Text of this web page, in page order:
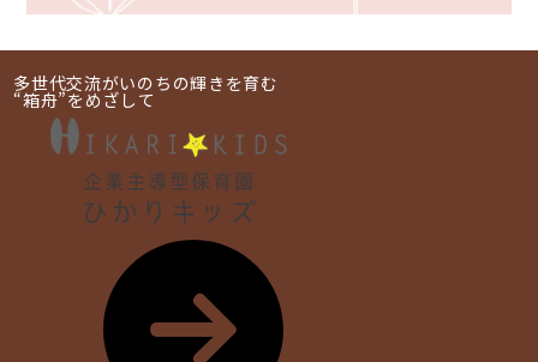
多世代交流がいのちの輝きを育む
“箱舟”をめざして